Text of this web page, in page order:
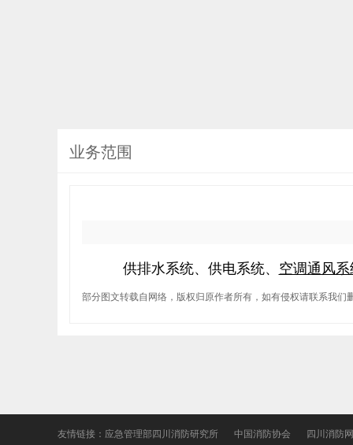
业务范围
供排水系统、供电系统、 空调通风系
部分图文转载自网络，版权归原作者所有，如有侵权请联系我
友情链接： 应急管理部四川消防研究所 中国消防协会 四川消防网